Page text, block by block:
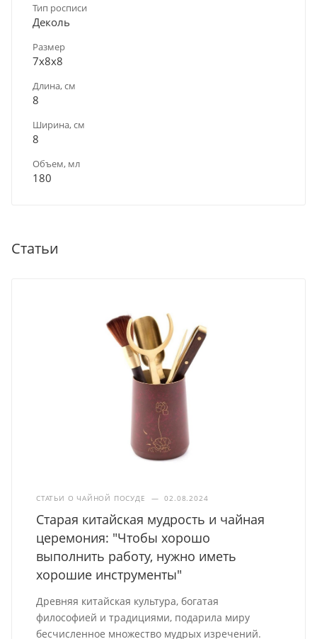
Тип росписи
Деколь
Размер
7х8х8
Длина, см
8
Ширина, см
8
Объем, мл
180
Статьи
СТАТЬИ О ЧАЙНОЙ ПОСУДЕ — 02.08.2024
Старая китайская мудрость и чайная
церемония: "Чтобы хорошо
выполнить работу, нужно иметь
хорошие инструменты"
Древняя китайская культура, богатая
философией и традициями, подарила миру
бесчисленное множество мудрых изречений.